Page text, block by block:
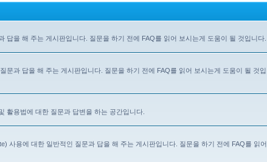
답을 해 주는 게시판입니다. 질문을 하기 전에 FAQ를 읽어 보시는게 도움이 될 것입니다.
문과 답을 해 주는 게시판입니다. 질문을 하기 전에 FAQ를 읽어 보시는게 도움이 될 것입
활용법에 대한 질문과 답변을 하는 공간입니다.
사용에 대한 일반적인 질문과 답을 해 주는 게시판입니다. 질문을 하기 전에 FAQ를 읽어